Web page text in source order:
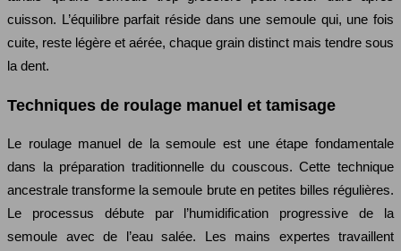
cuisson. L’équilibre parfait réside dans une semoule qui, une fois
cuite, reste légère et aérée, chaque grain distinct mais tendre sous
la dent.
Techniques de roulage manuel et tamisage
Le roulage manuel de la semoule est une étape fondamentale
dans la préparation traditionnelle du couscous. Cette technique
ancestrale transforme la semoule brute en petites billes régulières.
Le processus débute par l’humidification progressive de la
semoule avec de l’eau salée. Les mains expertes travaillent